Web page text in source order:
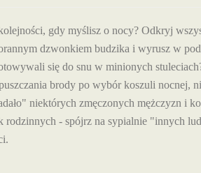
gdy myślisz o nocy? Odkryj
dzwonkiem budzika i wyrusz w
się do snu w minionych
brody po wybór koszuli nocnej,
niektórych zmęczonych mężczyzn i
rodzinnych - spójrz na sypialnie "innych